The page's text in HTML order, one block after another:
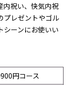
内祝い、快気内祝
プレゼントやゴル
シーンにお使いい
円コース